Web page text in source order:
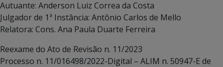
Autuante: Anderson Luiz Correa da Costa
Julgador de 1ª Instância: Antônio Carlos de Mello
Relatora: Cons. Ana Paula Duarte Ferreira
Reexame do Ato de Revisão n. 11/2023
Processo n. 11/016498/2022-Digital – ALIM n. 50947-E de